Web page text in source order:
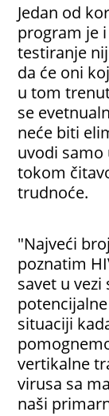
Jedan od
program je
testiranje
da će oni
u tom
se
neće biti
uvodi
tokom
trudnoće.
"Najveći
poznatim
savet u
situaciji
vertikalne
virusa sa
naši